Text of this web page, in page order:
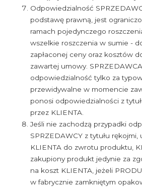
Odpowiedzialność
podstawę prawną, jest
ramach pojedynczego
wszelkie roszczenia w sumie -
zapłaconej ceny oraz kosztów
zawartej umowy.
odpowiedzialność tylko za
przewidywalne w momencie
ponosi odpowiedzialności z
przez KLIENTA.
Jeśli nie zachodzą przypadki
SPRZEDAWCY z tytułu rękojmi,
KLIENTA do zwrotu produktu,
zakupiony produkt jedynie za
na koszt KLIENTA, jeżeli
w fabrycznie zamkniętym